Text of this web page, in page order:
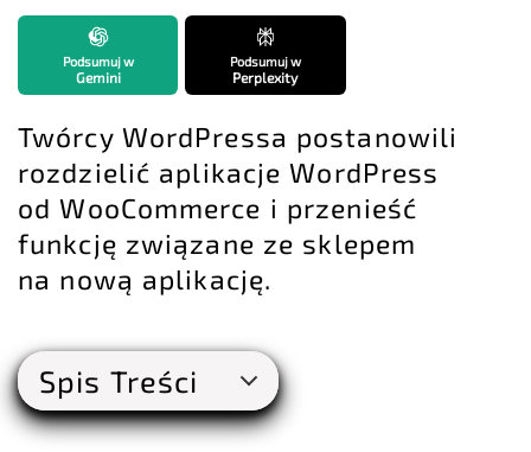
Podsumuj w
Gemini
Podsumuj w
Perplexity
Twórcy WordPressa postanowili
rozdzielić aplikacje WordPress
od WooCommerce i przenieść
funkcję związane ze sklepem
na nową aplikację.
Spis Treści